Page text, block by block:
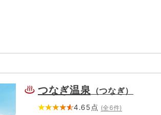
つなぎ温泉 （つなぎ）
4.65 点 (全 6件)